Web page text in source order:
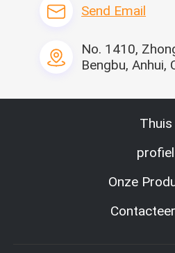
1. Automatisch document die
3. Autoteller
4. Filtreerpapier plooiende machine
1. Pre-scheurt paperfeeder:
(1) Document voersnelheid:
(2) filtreerpapierbreedte: 25~850mm
(4) Motormacht: 0.55kw
Send Email
No. 1410,
Bengbu, Anhui,
Thuis
profiel
Onze